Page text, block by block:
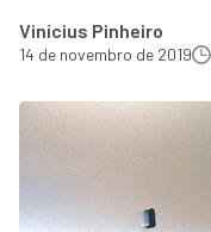
Vinícius Pinheiro
14 de novembro de 2019